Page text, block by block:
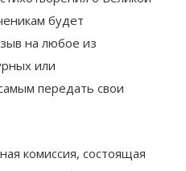
и прочтения
о Великой
будет
на любое из
или